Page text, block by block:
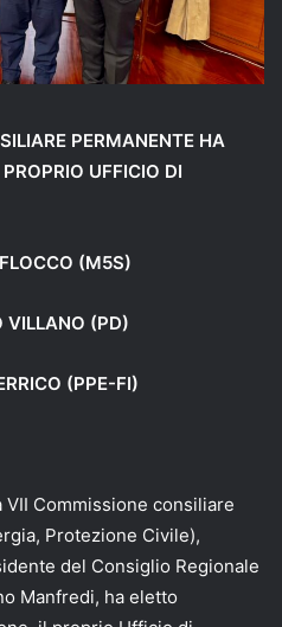
PERMANENTE HA
PROPRIO UFFICIO DI
(M5S)
VILLANO (PD)
(PPE-FI)
VII Commissione consiliare
Protezione Civile),
del Consiglio Regionale
Manfredi, ha eletto